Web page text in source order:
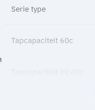
Serie type
Tapcapaciteit 60c